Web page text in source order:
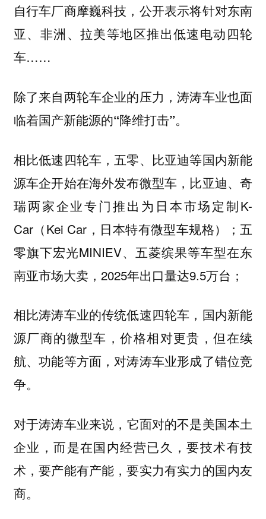
自行车厂商摩巍科技，公开表示将针对东南
亚、非洲、拉美等地区推出低速电动四轮
车……
除了来自两轮车企业的压力，涛涛车业也面
临着国产新能源的“降维打击”。
相比低速四轮车，五零、比亚迪等国内新能
源车企开始在海外发布微型车，比亚迪、奇
瑞两家企业专门推出为日本市场定制K-
Car（Kei Car，日本特有微型车规格）；五
零旗下宏光MINIEV、五菱缤果等车型在东
南亚市场大卖，2025年出口量达9.5万台；
相比涛涛车业的传统低速四轮车，国内新能
源厂商的微型车，价格相对更贵，但在续
航、功能等方面，对涛涛车业形成了错位竞
争。
对于涛涛车业来说， 它面对的不是美国本土
企业，而是在国内经营已久，要技术有技
术，要产能有产能，要实力有实力的国内友
商。